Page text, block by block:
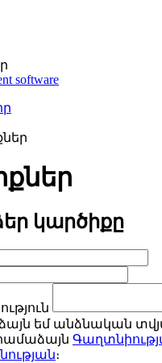
software
կարծիքը
եմ անձնական
։